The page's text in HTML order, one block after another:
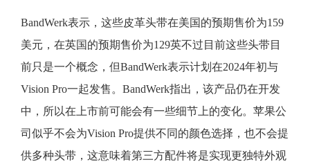
BandWerk表示，这些皮革头带在美国的预期售价为159
美元，在英国的预期售价为129英不过目前这些头带目
前只是一个概念，但BandWerk表示计划在2024年初与
Vision Pro一起发售。BandWerk指出，该产品仍在开发
中，所以在上市前可能会有一些细节上的变化。苹果公
司似乎不会为Vision Pro提供不同的颜色选择，也不会提
供多种头带，这意味着第三方配件将是实现更独特外观